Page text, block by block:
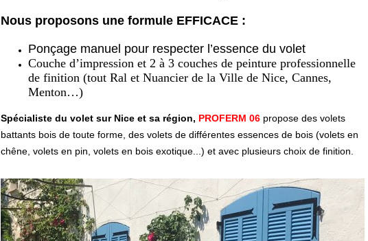
Nous proposons une formule EFFICACE :
Ponçage manuel pour respecter l’essence du volet
Couche d’impression et 2 à 3 couches de peinture professionnelle
de finition (tout Ral et Nuancier de la Ville de Nice, Cannes,
Menton…)
Spécialiste du volet sur Nice et sa région, PROFERM 06 propose des volets
battants bois de toute forme, des volets de différentes essences de bois (volets en
chêne, volets en pin, volets en bois exotique...) et avec plusieurs choix de finition.